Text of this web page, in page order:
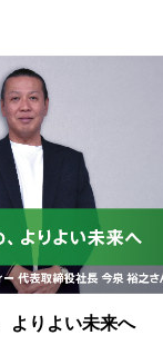
よりよい未来へ